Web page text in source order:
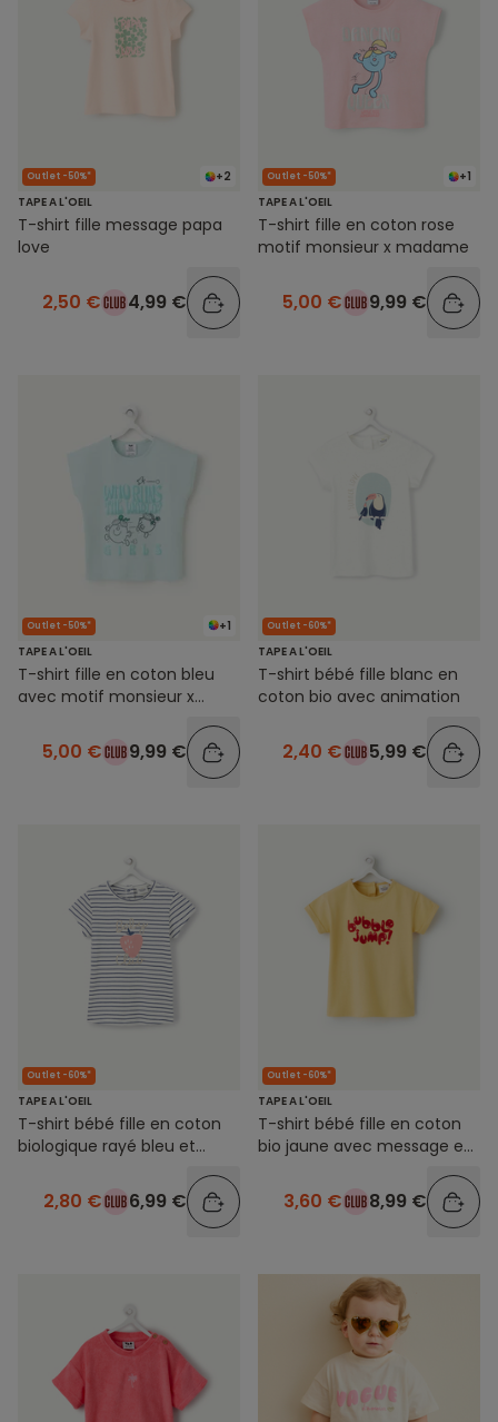
+2
Outlet -50%*
TAPE A L'OEIL
T-shirt fille message papa
love
2,50 € 4,99 €
+1
Outlet -50%*
TAPE A L'OEIL
T-shirt fille en coton rose
motif monsieur x madame
5,00 € 9,99 €
+1
Outlet -50%*
TAPE A L'OEIL
T-shirt fille en coton bleu
avec motif monsieur x
5,00 € 9,99 €
Outlet -60%*
TAPE A L'OEIL
T-shirt bébé fille blanc en
coton bio avec animation
2,40 € 5,99 €
Outlet -60%*
TAPE A L'OEIL
T-shirt bébé fille en coton
biologique rayé bleu et
2,80 € 6,99 €
Outlet -60%*
TAPE A L'OEIL
T-shirt bébé fille en coton
bio jaune avec message en
3,60 € 8,99 €